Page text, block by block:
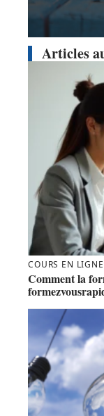
Articles
COURS EN LIGNE
Comment la